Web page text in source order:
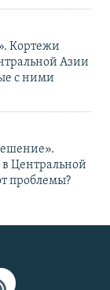
Кортежи
Азии
с ними
Центральной
проблемы?